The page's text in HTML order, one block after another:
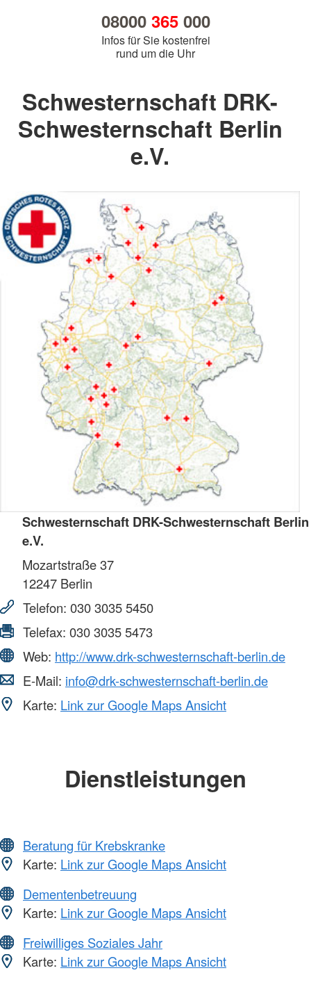
08000 365000
Infos für Sie kostenfrei
rund um die Uhr
Schwesternschaft DRK-
Schwesternschaft Berlin
e.V.
Schwesternschaft DRK-Schwesternschaft Berlin
e.V.
Mozartstraße 37
12247 Berlin
Telefon: 030 3035 5450
Telefax: 030 3035 5473
Web: http://www.drk-schwesternschaft-berlin.de
E-Mail: info@drk-schwesternschaft-berlin.de
Karte: Link zur Google Maps Ansicht
Dienstleistungen
Beratung für Krebskranke
Karte: Link zur Google Maps Ansicht
Dementenbetreuung
Karte: Link zur Google Maps Ansicht
Freiwilliges Soziales Jahr
Karte: Link zur Google Maps Ansicht